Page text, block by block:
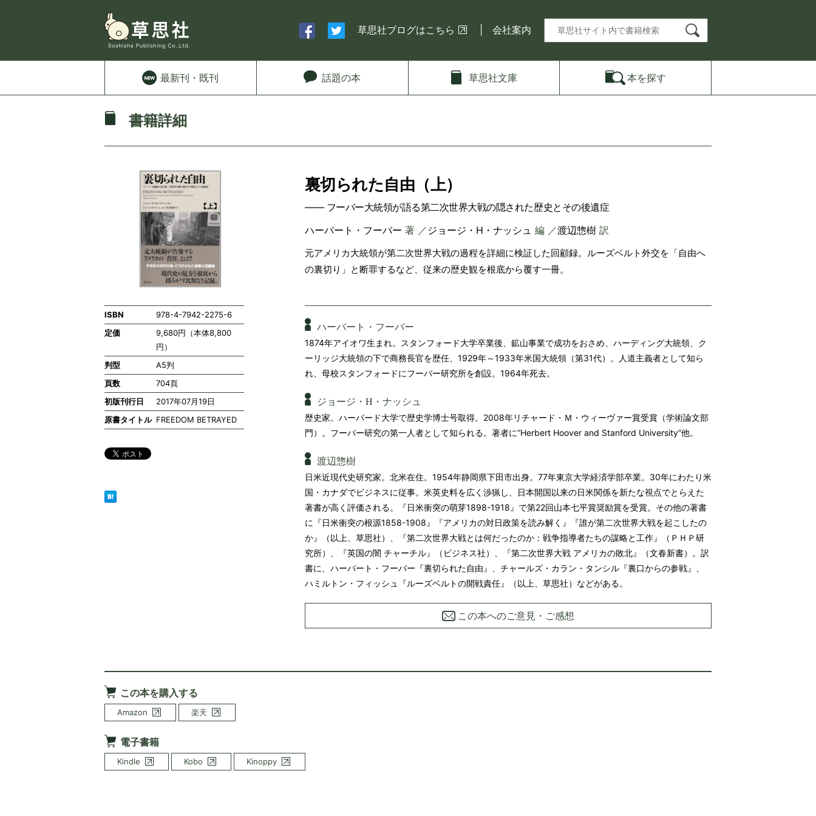
草思社ブログはこちら 会社案内
最新刊 ・既刊 話題の本 草思社文庫 本を探す
書籍詳細
裏切られた自由（上）
―― フーバー大統領が語る第二次世界大戦の隠された歴史とその後遺症
ハーバート・フーバー 著 ／ ジョージ・H・ナッシュ 編 ／渡辺惣樹 訳
元アメリカ大統領が第二次世界大戦の過程を詳細に検証した回顧録。ルーズベルト外交を「自由へ
の裏切り」と断罪するなど、従来の歴史観を根底から覆す一冊。
ISBN
978-4-7942-2275-6
定価
9,680円（本体8,800
円）
判型
A5判
頁数
704頁
初版刊行日
2017年07月19日
原書タイトル FREEDOM BETRAYED
ハーバート・フーバー
1874年アイオワ生まれ。スタンフォード大学卒業後、鉱山事業で成功をおさめ、ハーディング大統領、ク
ーリッジ大統領の下で商務長官を歴任、1929年～1933年米国大統領（第31代）。人道主義者として知ら
れ、母校スタンフォードにフーバー研究所を創設。1964年死去。
ジョージ・H・ナッシュ
歴史家。ハーバード大学で歴史学博士号取得。2008年リチャード・Ｍ・ウィーヴァー賞受賞（学術論文部
門）。フーバー研究の第一人者として知られる。著者に“Herbert Hoover and Stanford University”他。
渡辺惣樹
日米近現代史研究家。北米在住。1954年静岡県下田市出身。77年東京大学経済学部卒業。30年にわたり米
国・カナダでビジネスに従事。米英史料を広く渉猟し、日本開国以来の日米関係を新たな視点でとらえた
著書が高く評価される。『日米衝突の萌芽1898-1918』で第22回山本七平賞奨励賞を受賞。その他の著書
に『日米衝突の根源1858-1908』『アメリカの対日政策を読み解く』『誰が第二次世界大戦を起こしたの
か』（以上、草思社）、『第二次世界大戦とは何だったのか：戦争指導者たちの謀略と工作』（ＰＨＰ研
究所）、『英国の闇 チャーチル』（ビジネス社）、『第二次世界大戦 アメリカの敗北』（文春新書）。訳
書に、ハーバート・フーバー『裏切られた自由』、チャールズ・カラン・タンシル『裏口からの参戦』、
ハミルトン・フィッシュ『ルーズベルトの開戦責任』（以上、草思社）などがある。
この本へのご意見・ご感想
この本を購入する
Amazon 楽天
電子書籍
Kindle Kobo Kinoppy